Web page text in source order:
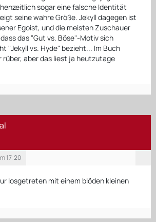
sogar eine falsche Identität
seine wahre Größe. Jekyll dagegen ist
Egoist, und die meisten Zuschauer
das "Gut vs. Böse"-Motiv sich
"Jekyll vs. Hyde" bezieht... Im Buch
rüber, aber das liest ja heutzutage
17:20
losgetreten mit einem blöden kleinen